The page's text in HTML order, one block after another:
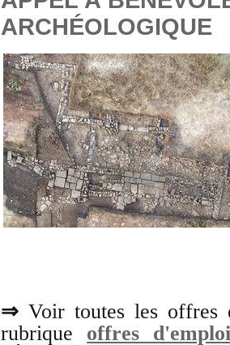
ARCHÉOLOGIQUE
⇒Voir toutes les offres
rubrique offres